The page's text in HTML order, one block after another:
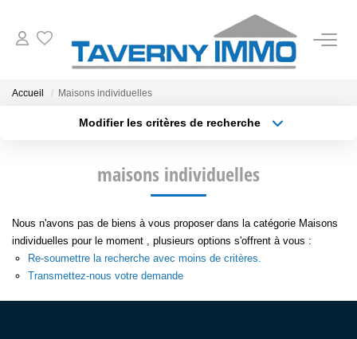
ESTIMATION
OUTILS
NOTRE AGENCE
CONTACT
Accueil Maisons individuelles
Modifier les critères de recherche
Budget max Plus de critères
maisons individuelles
Nous n'avons pas de biens à vous proposer dans la catégorie Maisons
individuelles pour le moment , plusieurs options s'offrent à vous :
Re-soumettre la recherche avec moins de critères.
Transmettez-nous votre demande